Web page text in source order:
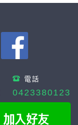
電話
0423380123